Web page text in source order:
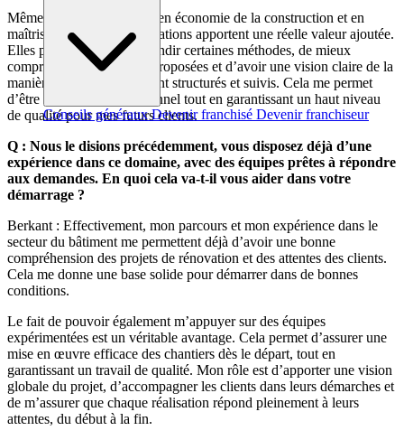
Conseils généraux Devenir franchisé Devenir franchiseur
Même avec mon parcours en économie de la construction et en
maîtrise d’œuvre, ces formations apportent une réelle valeur ajoutée.
Elles permettent d’approfondir certaines méthodes, de mieux
comprendre les solutions proposées et d’avoir une vision claire de la
manière dont les projets sont structurés et suivis. Cela me permet
d’être rapidement opérationnel tout en garantissant un haut niveau
de qualité pour mes futurs clients.
Q : Nous le disions précédemment, vous disposez déjà d’une
expérience dans ce domaine, avec des équipes prêtes à répondre
aux demandes. En quoi cela va-t-il vous aider dans votre
démarrage ?
Berkant : Effectivement, mon parcours et mon expérience dans le
secteur du bâtiment me permettent déjà d’avoir une bonne
compréhension des projets de rénovation et des attentes des clients.
Cela me donne une base solide pour démarrer dans de bonnes
conditions.
Le fait de pouvoir également m’appuyer sur des équipes
expérimentées est un véritable avantage. Cela permet d’assurer une
mise en œuvre efficace des chantiers dès le départ, tout en
garantissant un travail de qualité. Mon rôle est d’apporter une vision
globale du projet, d’accompagner les clients dans leurs démarches et
de m’assurer que chaque réalisation répond pleinement à leurs
attentes, du début à la fin.